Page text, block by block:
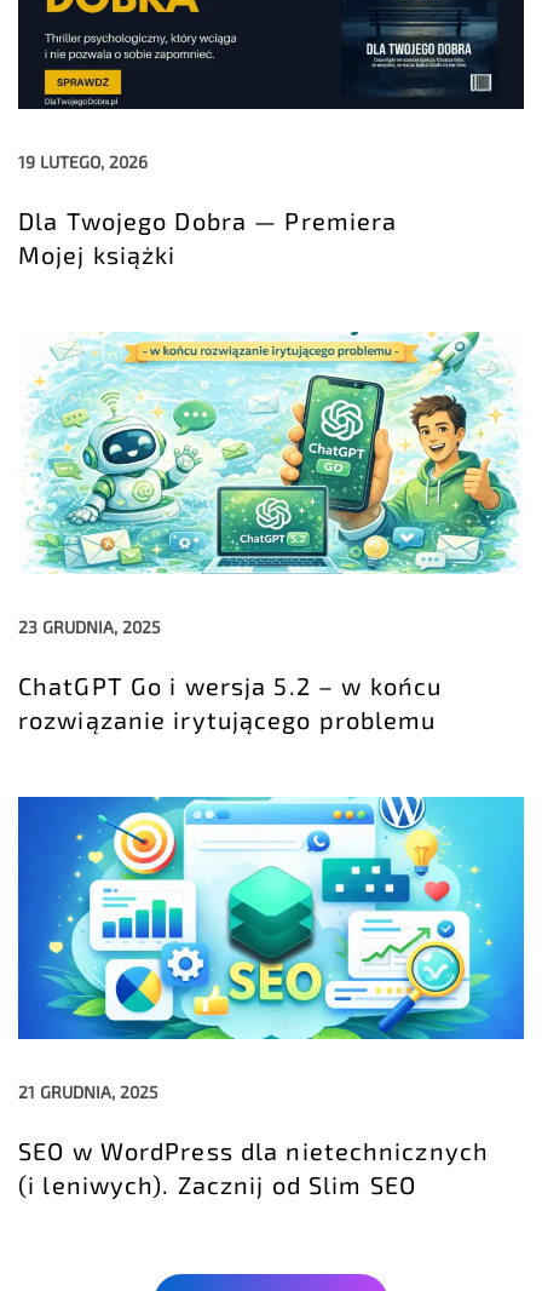
19 LUTEGO, 2026
Dla Twojego Dobra — Premiera
Mojej książki
23 GRUDNIA, 2025
ChatGPT Go i wersja 5.2 – w końcu
rozwiązanie irytującego problemu
21 GRUDNIA, 2025
SEO w WordPress dla nietechnicznych
(i leniwych). Zacznij od Slim SEO